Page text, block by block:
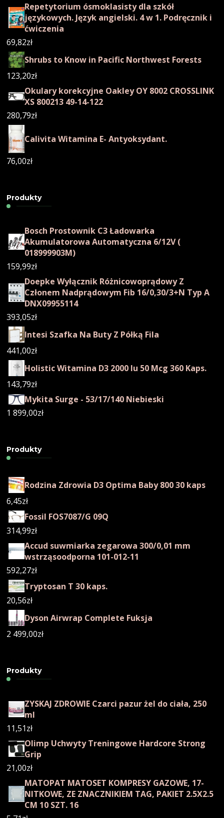
Repetytorium ósmoklasisty dla szkół
językowych. Język angielski. 4 w 1. Podręcznik i
ćwiczenia
69,82zł
Shrubs to Know in Pacific Northwest Forests
123,20zł
Okulary korekcyjne Oakley OY 8002 CROSSLINK
XS 800213 49-14-122
280,79zł
Calivita Witamina E- Antyoksydant.
76,00zł
Produkty
Bosch Prostownik C3 Ładowarka
Akumulatorowa Automatyczna 6/12V (
018999903M)
159,99zł
Doepke Wyłącznik Różnicowoprądowy Z
Członem Nadprądowym Fib 16/0,30/3+N Typ A
DNX09955114
393,05zł
Intesi Szafka Na Buty Z Półką Fila
441,00zł
Holistic Witamina D3 2000 Iu 50 Mcg 360 Kaps.
143,79zł
Mykita Surge - 53/17/140 Niebieski
1 899,00zł
Produkty
Rodzina Zdrowia D3 Optima Baby 800 30 kaps
6,45zł
Fossil FOS7087/G 09Q
314,99zł
Accud suwmiarka zegarowa 300/0,01 mm
wstrząsoodporna 101-012-11
592,27zł
Tryptosan T 30 kaps.
20,56zł
Dyson Airwrap Complete Fuksja
2 499,00zł
Produkty
ZYSKAJ ZDROWIE Czarci pazur żel do ciała, 250
ml
11,51zł
Olimp Uchwyty Treningowe Hardcore Strong
Grip
21,00zł
MATOPAT MATOSET KOMPRESY GAZOWE, 17-
NITKOWE, ZE ZNACZNIKIEM TAG, PAKIET 2.5X2.5
CM 10 SZT. 16